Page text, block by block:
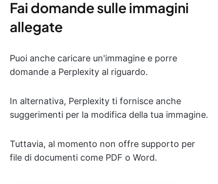
Fai domande sulle immagini
allegate
Puoi anche caricare un'immagine e porre
domande a Perplexity al riguardo.
In alternativa, Perplexity ti fornisce anche
suggerimenti per la modifica della tua immagine.
Tuttavia, al momento non offre supporto per
file di documenti come PDF o Word.